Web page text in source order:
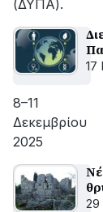
(ΔΥΠΑ).
17
8–11
Δεκεμβρίου
2025
29